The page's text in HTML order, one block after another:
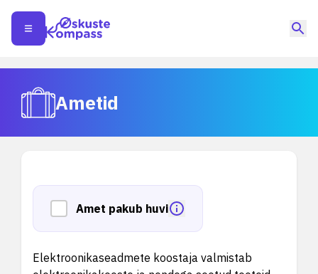
Ametid
Amet pakub huvi
Elektroonikaseadmete koostaja valmistab